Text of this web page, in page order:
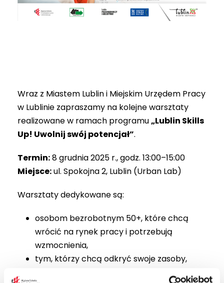
Wraz z Miastem Lublin i Miejskim Urzędem Pracy
w Lublinie zapraszamy na kolejne warsztaty
realizowane w ramach programu„Lublin Skills
Up! Uwolnij swój potencjał”.
Termin:8 grudnia 2025 r., godz. 13:00–15:00
Miejsce:ul. Spokojna 2, Lublin (Urban Lab)
Warsztaty dedykowane są:
osobom bezrobotnym 50+, które chcą
wrócić na rynek pracy i potrzebują
wzmocnienia,
tym, którzy chcą odkryć swoje zasoby,